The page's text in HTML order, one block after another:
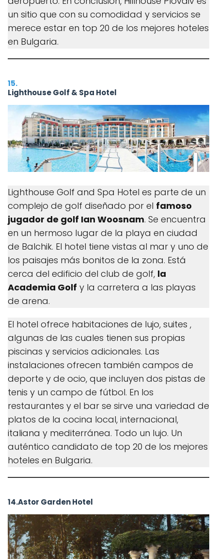
un sitio que con su comodidad y servicios se
merece estar en top 20 de los mejores hoteles
en Bulgaria.
15.
Lighthouse Golf & Spa Hotel
Lighthouse Golf and Spa Hotel es parte de un
complejo de golf diseñado por el famoso
jugador de golf Ian Woosnam. Se encuentra
en un hermoso lugar de la playa en ciudad
de Balchik. El hotel tiene vistas al mar y uno de
los paisajes más bonitos de la zona. Está
cerca del edificio del club de golf, la
Academia Golf y la carretera a las playas
de arena.
El hotel ofrece habitaciones de lujo, suites ,
algunas de las cuales tienen sus propias
piscinas y servicios adicionales. Las
instalaciones ofrecen también campos de
deporte y de ocio, que incluyen dos pistas de
tenis y un campo de fútbol. En los
restaurantes y el bar se sirve una variedad de
platos de la cocina local, internacional,
italiana y mediterránea. Todo un lujo. Un
auténtico candidato de top 20 de los mejores
hoteles en Bulgaria.
14.Astor Garden Hotel